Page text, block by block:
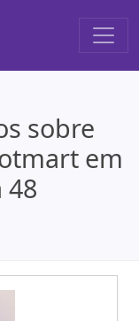
sobre
em
48